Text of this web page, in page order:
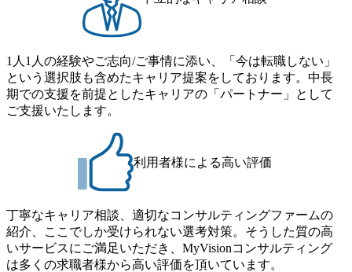
対象にした懇親会形式の採用イベント「サロンイベント」
を開催いたします。 カジュアルな場で現場社員と直接交流
できる機会ですので、ぜひご参加ください。 当日はXspear
Consulting代表取締役の早田とMDやその他現場社員が複数
名参加する予定です！ ●費用 : 無料 虎ノ門ヒルズ付近 ※詳
細な場所については参加者の方へ個別でご連絡いたしま
す。 コンサルファームにてマネージャー以上の職務を担当
Tコンサルタントという伴走者」 https://forbesjapan.com/article
s/detail/67452 Forbes JAPAN BrandVoice Studio 「コンサル業
界におけるIT人材価値再興。Dirbatoの最前線パートナーが
切り開くテクノロジーの変革」 https://forbesjapan.com/articles/
preview/68657?preview=TAI1oir8Coe5Df3zuZhtd24YfH72/Zzdm
BTIEMOnWUWREjOFLO1IL1KPEi4dgCbb Forbes JAPAN Bra
ndVoice Studio 「求めるのは、競争と連帯 。IT特化の急成長
ファーム・Dirbatoの社員支援」 https://forbesjapan.com/articles/
detail/69848 MyViision企業インタビュー① https://my-vision.co.
jp/consulting-firm/dirbato/interview01 MyViision企業インタビュ
ー② https://my-vision.co.jp/consulting-firm/dirbato/interview02 20
26年8月18日(火) 19:00開始～最長20:00終了 2026年8月13日
(木) 16:00 当日はDirbatoの現役トップコンサルタントが業界
動向を踏まえ、コンサルティング市場の最新トレンドをお
伝えいたします。コンサルティング業界への転職を迷われ
ている方や情報収集を行いたい方のご参加も歓迎です。更
1人1人の経験やご志向/ご事情に添い、「今は転職しない」
という選択肢も含めたキャリア提案をしております。中長
期での支援を前提としたキャリアの「パートナー」として
ご支援いたします。
利用者様による高い評価
丁寧なキャリア相談、適切なコンサルティングファームの
紹介、ここでしか受けられない選考対策。そうした質の高
いサービスにご満足いただき、MyVisionコンサルティング
は多くの求職者様から高い評価を頂いています。